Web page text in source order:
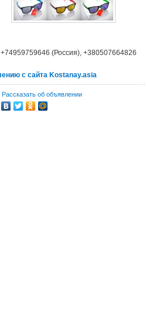
(Россия), +380507664826
с сайта Kostanay.asia
Рассказать об объявлении